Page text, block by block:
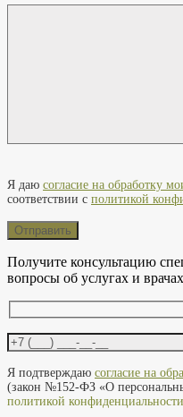
Я даю согласие на обработку
соответствии с политикой
Получите консультацию
вопросы об услугах и
Я подтверждаю согласие на
(закон №152-ФЗ «О
политикой конфиденциальности